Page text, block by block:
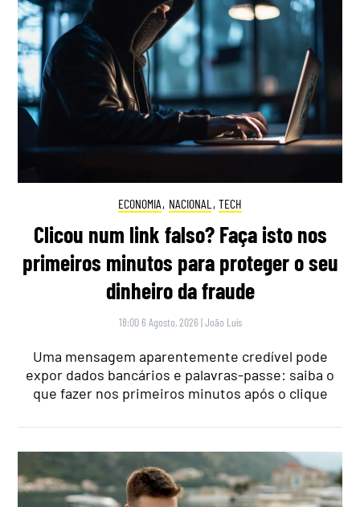
ECONOMIA, NACIONAL , TECH
Clicou num link falso? Faça isto nos
primeiros minutos para proteger o seu
dinheiro da fraude
18:00 6 Agosto, 2026 |João Luís
Uma mensagem aparentemente credível pode
expor dados bancários e palavras-passe: saiba o
que fazer nos primeiros minutos após o clique